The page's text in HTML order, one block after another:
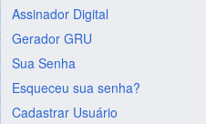
Assinador Digital
Gerador GRU
Sua Senha
Esqueceu sua senha?
Cadastrar Usuário